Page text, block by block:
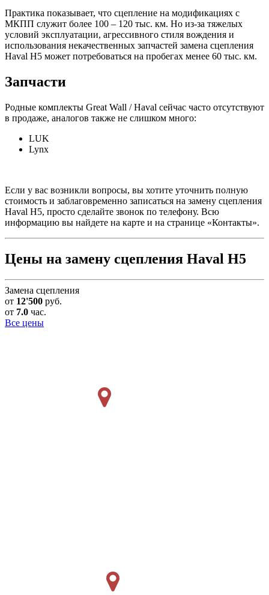
Практика показывает, что сцепление на модификациях с
МКПП служит более 100 – 120 тыс. км. Но из-за тяжелых
условий эксплуатации, агрессивного стиля вождения и
использования некачественных запчастей замена сцепления
Haval H5 может потребоваться на пробегах менее 60 тыс. км.
Запчасти
Родные комплекты Great Wall / Haval сейчас часто отсутствуют
в продаже, аналогов также не слишком много:
LUK
Lynx
Если у вас возникли вопросы, вы хотите уточнить полную
стоимость и заблаговременно записаться на замену сцепления
Haval H5, просто сделайте звонок по телефону. Всю
информацию вы найдете на карте и на странице «Контакты».
Цены на замену сцепления Haval H5
Замена сцепления
от 12'500 руб.
от 7.0 час.
Все цены